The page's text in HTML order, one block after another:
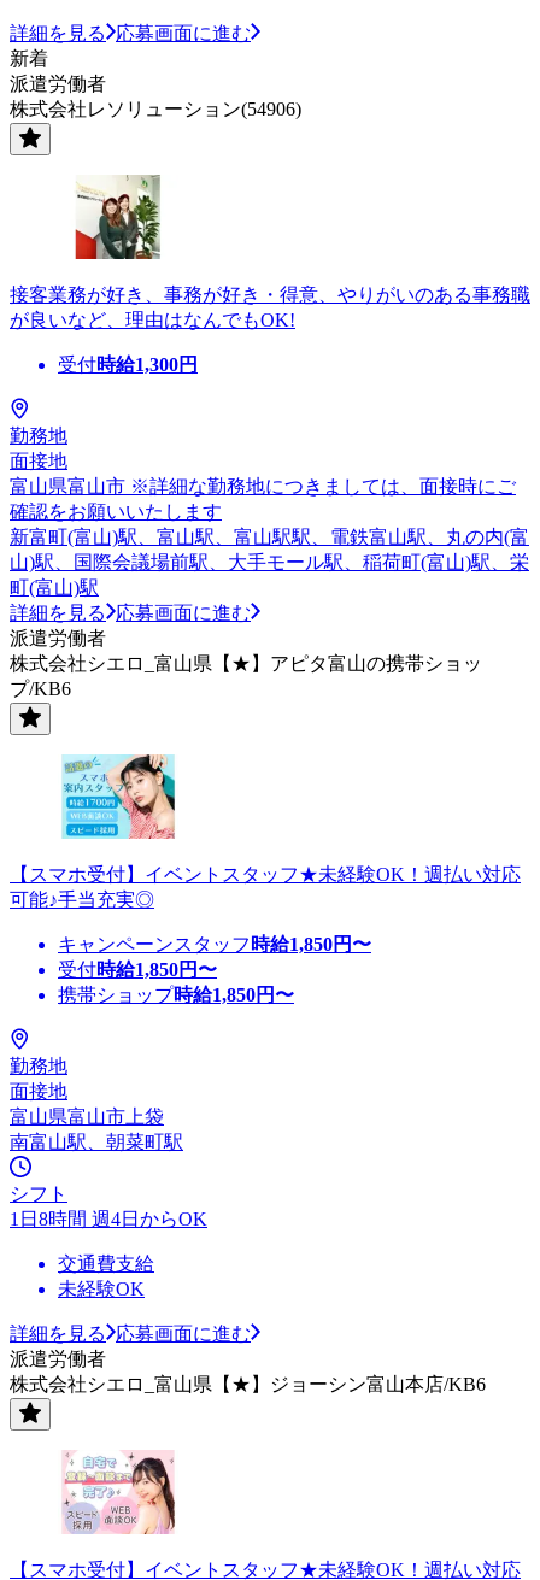
詳細を見る
応募画面に進む
新着
派遣労働者
株式会社レソリューション(54906)
接客業務が好き、事務が好き・得意、やりがいのある事務職
が良いなど、理由はなんでもOK!
受付時給1,300円
勤務地
面接地
富山県富山市 ※詳細な勤務地につきましては、面接時にご
確認をお願いいたします
新富町(富山)駅、富山駅、富山駅駅、電鉄富山駅、丸の内(富
山)駅、国際会議場前駅、大手モール駅、稲荷町(富山)駅、栄
町(富山)駅
詳細を見る
応募画面に進む
派遣労働者
株式会社シエロ_富山県【★】アピタ富山の携帯ショッ
プ/KB6
【スマホ受付】イベントスタッフ★未経験OK！週払い対応
可能♪手当充実◎
キャンペーンスタッフ 時給1,850円〜
受付時給1,850円〜
携帯ショップ時給1,850円〜
勤務地
面接地
富山県富山市上袋
南富山駅、朝菜町駅
シフト
1日8時間 週4日からOK
交通費支給
未経験OK
詳細を見る
応募画面に進む
派遣労働者
株式会社シエロ_富山県【★】ジョーシン富山本店/KB6
【スマホ受付】イベントスタッフ★未経験OK！週払い対応